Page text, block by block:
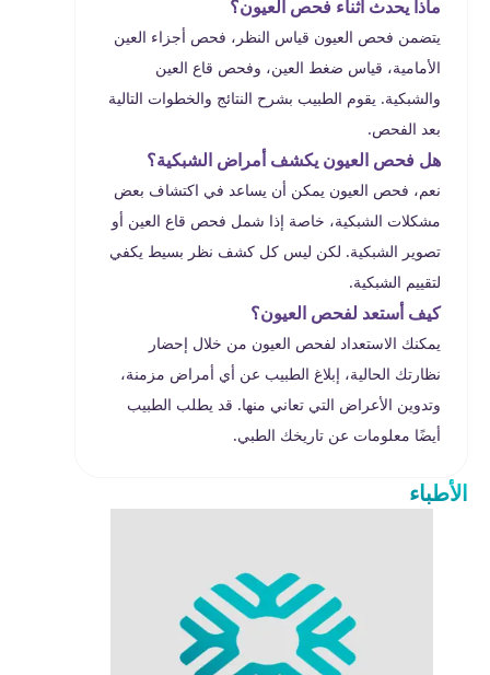
ماذا يحدث أثناء فحص العيون؟
يتضمن فحص العيون قياس النظر، فحص أجزاء العين
الأمامية، قياس ضغط العين، وفحص قاع العين
والشبكية. يقوم الطبيب بشرح النتائج والخطوات التالية
بعد الفحص.
هل فحص العيون يكشف أمراض الشبكية؟
نعم، فحص العيون يمكن أن يساعد في اكتشاف بعض
مشكلات الشبكية، خاصة إذا شمل فحص قاع العين أو
تصوير الشبكية. لكن ليس كل كشف نظر بسيط يكفي
لتقييم الشبكية.
كيف أستعد لفحص العيون؟
يمكنك الاستعداد لفحص العيون من خلال إحضار
نظارتك الحالية، إبلاغ الطبيب عن أي أمراض مزمنة،
وتدوين الأعراض التي تعاني منها. قد يطلب الطبيب
أيضًا معلومات عن تاريخك الطبي.
الأطباء